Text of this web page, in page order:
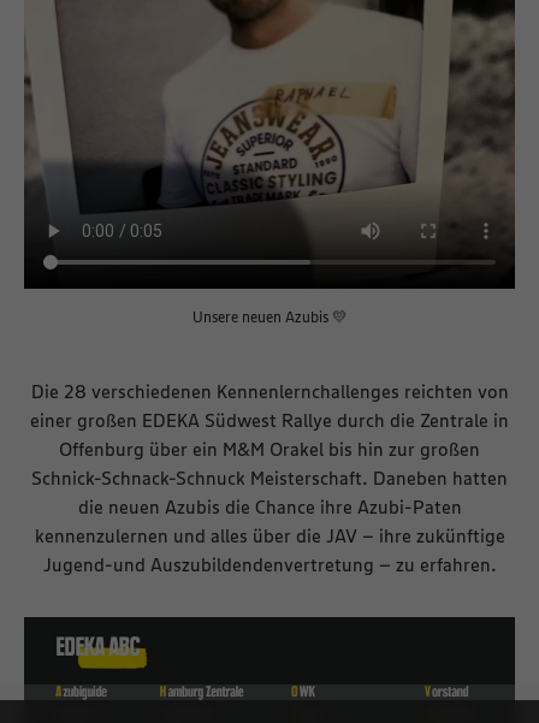
Unsere neuen Azubis 💛
Die 28 verschiedenen Kennenlernchallenges reichten von
einer großen EDEKA Südwest Rallye durch die Zentrale in
Offenburg über ein M&M Orakel bis hin zur großen
Schnick-Schnack-Schnuck Meisterschaft. Daneben hatten
die neuen Azubis die Chance ihre Azubi-Paten
kennenzulernen und alles über die JAV – ihre zukünftige
Jugend-und Auszubildendenvertretung – zu erfahren.